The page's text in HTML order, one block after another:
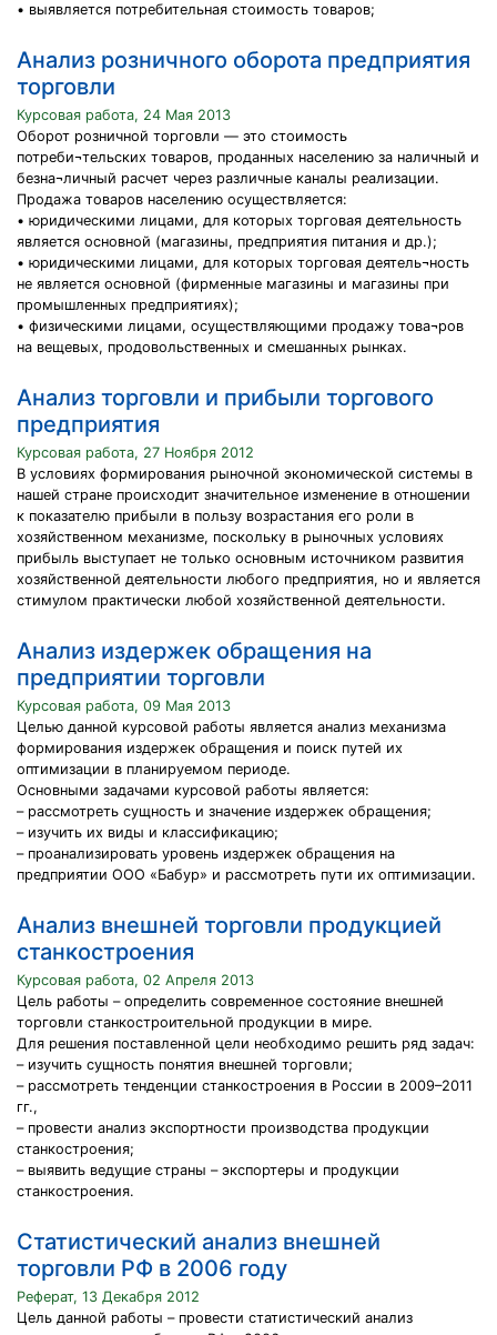
• выявляется потребительная стоимость товаров;
Анализ розничного оборота предприятия
торговли
Курсовая работа, 24 Мая 2013
Оборот розничной торговли — это стоимость
потреби¬тельских товаров, проданных населению за наличный и
безна¬личный расчет через различные каналы реализации.
Продажа товаров населению осуществляется:
• юридическими лицами, для которых торговая деятельность
является основной (магазины, предприятия питания и др.);
• юридическими лицами, для которых торговая деятель¬ность
не является основной (фирменные магазины и магазины при
промышленных предприятиях);
• физическими лицами, осуществляющими продажу това¬ров
на вещевых, продовольственных и смешанных рынках.
Анализ торговли и прибыли торгового
предприятия
Курсовая работа, 27 Ноября 2012
В условиях формирования рыночной экономической системы в
нашей стране происходит значительное изменение в отношении
к показателю прибыли в пользу возрастания его роли в
хозяйственном механизме, поскольку в рыночных условиях
прибыль выступает не только основным источником развития
хозяйственной деятельности любого предприятия, но и является
стимулом практически любой хозяйственной деятельности.
Анализ издержек обращения на
предприятии торговли
Курсовая работа, 09 Мая 2013
Целью данной курсовой работы является анализ механизма
формирования издержек обращения и поиск путей их
оптимизации в планируемом периоде.
Основными задачами курсовой работы является:
– рассмотреть сущность и значение издержек обращения;
– изучить их виды и классификацию;
– проанализировать уровень издержек обращения на
предприятии ООО «Бабур» и рассмотреть пути их оптимизации.
Анализ внешней торговли продукцией
станкостроения
Курсовая работа, 02 Апреля 2013
Цель работы – определить современное состояние внешней
торговли станкостроительной продукции в мире.
Для решения поставленной цели необходимо решить ряд задач:
– изучить сущность понятия внешней торговли;
– рассмотреть тенденции станкостроения в России в 2009–2011
гг.,
– провести анализ экспортности производства продукции
станкостроения;
– выявить ведущие страны – экспортеры и продукции
станкостроения.
Статистический анализ внешней
торговли РФ в 2006 году
Реферат, 13 Декабря 2012
Цель данной работы – провести статистический анализ